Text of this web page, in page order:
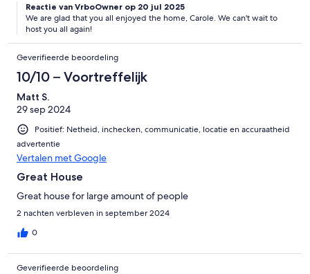
Reactie van VrboOwner op 20 jul 2025
We are glad that you all enjoyed the home, Carole. We can't wait to
host you all again!
Geverifieerde beoordeling
10/10 – Voortreffelijk
Matt S.
29 sep 2024
Positief: Netheid, inchecken, communicatie, locatie en accuraatheid
advertentie
Vertalen met Google
Great House
Great house for large amount of people
2 nachten verbleven in september 2024
0
Geverifieerde beoordeling